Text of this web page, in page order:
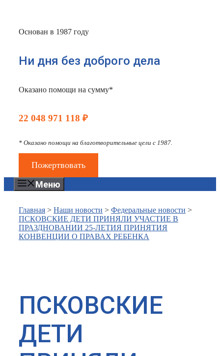
Основан в 1987 году
Ни дня без доброго дела
Оказано помощи на сумму*
22 048 971 118 ₽
* Оказано помощи на благотворительные цели с 1987.
Пожертвовать
Меню
Главная > Наши новости > Федеральные новости >
ПСКОВСКИЕ ДЕТИ ПРИНЯЛИ УЧАСТИЕ В
ПРАЗДНОВАНИИ 25-ЛЕТИЯ ПРИНЯТИЯ
КОНВЕНЦИИ О ПРАВАХ РЕБЕНКА
ПСКОВСКИЕ
ДЕТИ